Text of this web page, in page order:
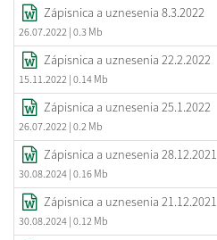
Zápisnica a uznesenia 8.3.2022
26.07.2022 | 0.3 Mb
Zápisnica a uznesenia 22.2.2022
15.11.2022 | 0.14 Mb
Zápisnica a uznesenia 25.1.2022
26.07.2022 | 0.2 Mb
Zápisnica a uznesenia 28.12.2021
30.08.2024 | 0.16 Mb
Zápisnica a uznesenia 21.12.2021
30.08.2024 | 0.12 Mb